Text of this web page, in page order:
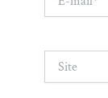
mail*